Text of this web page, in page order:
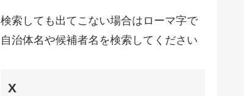
検索しても出てこない場合はローマ字で
自治体名や候補者名を検索してください
X